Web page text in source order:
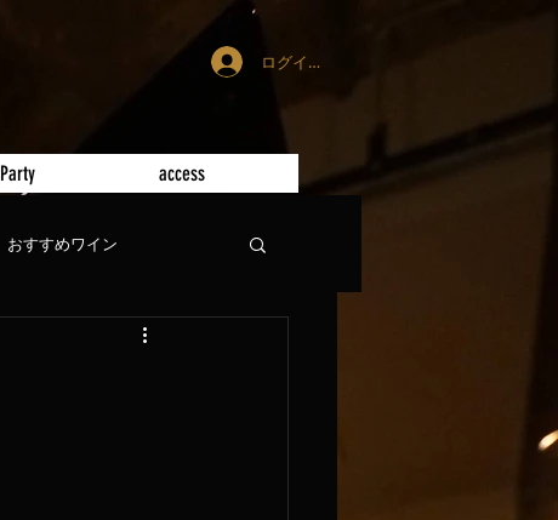
ログイン
Party access
おすすめワイン